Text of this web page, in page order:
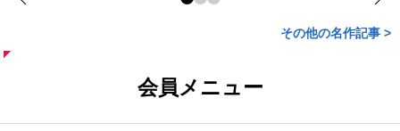
その他の名作記事 >
会員メニュー